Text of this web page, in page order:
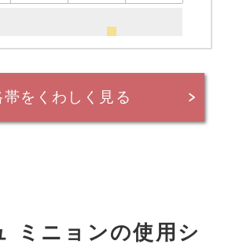
帯をくわしく見る
ミニョンの使用シ